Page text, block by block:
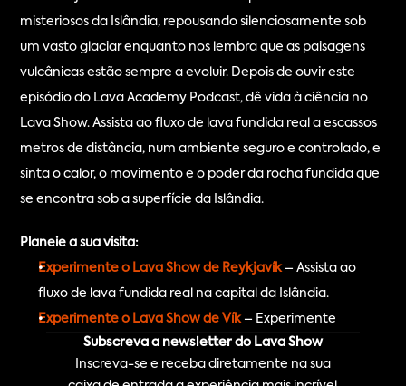
misteriosos da Islândia, repousando silenciosamente sob
um vasto glaciar enquanto nos lembra que as paisagens
vulcânicas estão sempre a evoluir. Depois de ouvir este
episódio do Lava Academy Podcast, dê vida à ciência no
Lava Show. Assista ao fluxo de lava fundida real a escassos
metros de distância, num ambiente seguro e controlado, e
sinta o calor, o movimento e o poder da rocha fundida que
se encontra sob a superfície da Islândia.
Planeie a sua visita:
Experimente o Lava Show de Reykjavík – Assista ao
fluxo de lava fundida real na capital da Islândia.
Experimente o Lava Show de Vík – Experimente
Subscreva a newsletter do Lava Show
Inscreva-se e receba diretamente na sua